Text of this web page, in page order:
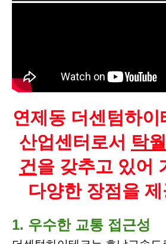
연제동 더센텀하이
산업센터로서 탁
건을 갖추고 있어
다양한 장점을
1. 우수한 교통 접근성